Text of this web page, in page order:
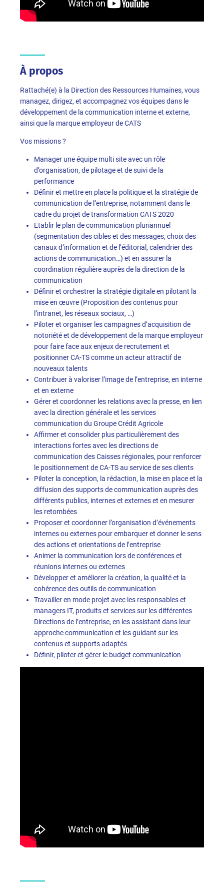
À propos
Rattaché(e) à la Direction des Ressources Humaines, vous
managez, dirigez, et accompagnez vos équipes dans le
développement de la communication interne et externe,
ainsi que la marque employeur de CATS
Vos missions ?
Manager une équipe multi site avec un rôle
d’organisation, de pilotage et de suivi de la
performance
Définir et mettre en place la politique et la stratégie de
communication de l’entreprise, notamment dans le
cadre du projet de transformation CATS 2020
Etablir le plan de communication pluriannuel
(segmentation des cibles et des messages, choix des
canaux d’information et de l’éditorial, calendrier des
actions de communication…) et en assurer la
coordination régulière auprès de la direction de la
communication
Définir et orchestrer la stratégie digitale en pilotant la
mise en œuvre (Proposition des contenus pour
l’intranet, les réseaux sociaux, …)
Piloter et organiser les campagnes d’acquisition de
notoriété et de développement de la marque employeur
pour faire face aux enjeux de recrutement et
positionner CA-TS comme un acteur attractif de
nouveaux talents
Contribuer à valoriser l’image de l’entreprise, en interne
et en externe
Gérer et coordonner les relations avec la presse, en lien
avec la direction générale et les services
communication du Groupe Crédit Agricole
Affirmer et consolider plus particulièrement des
interactions fortes avec les directions de
communication des Caisses régionales, pour renforcer
le positionnement de CA-TS au service de ses clients
Piloter la conception, la rédaction, la mise en place et la
diffusion des supports de communication auprès des
différents publics, internes et externes et en mesurer
les retombées
Proposer et coordonner l’organisation d’événements
internes ou externes pour embarquer et donner le sens
des actions et orientations de l’entreprise
Animer la communication lors de conférences et
réunions internes ou externes
Développer et améliorer la création, la qualité et la
cohérence des outils de communication
Travailler en mode projet avec les responsables et
managers IT, produits et services sur les différentes
Directions de l’entreprise, en les assistant dans leur
approche communication et les guidant sur les
contenus et supports adaptés
Définir, piloter et gérer le budget communication